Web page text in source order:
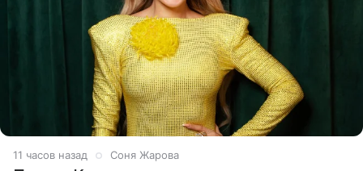
11 часов назад Соня Жарова